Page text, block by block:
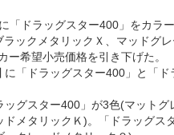
に「ドラッグスター400」をカラー
ックメタリックＸ、マッドグ
ー希望小売価格を引き下げた。
に「ドラッグスター400」と「
ッグスター400」が3色(マット
ドメタリックＫ)。「ドラッグス